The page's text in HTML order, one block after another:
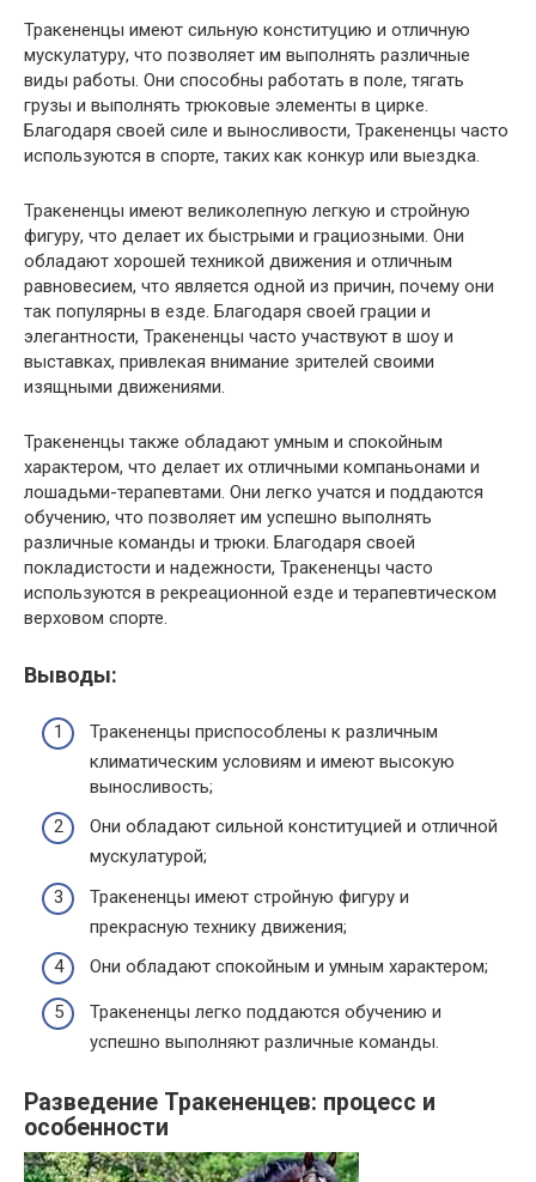
Тракененцы имеют сильную конституцию и отличную
мускулатуру, что позволяет им выполнять различные
виды работы. Они способны работать в поле, тягать
грузы и выполнять трюковые элементы в цирке.
Благодаря своей силе и выносливости, Тракененцы часто
используются в спорте, таких как конкур или выездка.
Тракененцы имеют великолепную легкую и стройную
фигуру, что делает их быстрыми и грациозными. Они
обладают хорошей техникой движения и отличным
равновесием, что является одной из причин, почему они
так популярны в езде. Благодаря своей грации и
элегантности, Тракененцы часто участвуют в шоу и
выставках, привлекая внимание зрителей своими
изящными движениями.
Тракененцы также обладают умным и спокойным
характером, что делает их отличными компаньонами и
лошадьми-терапевтами. Они легко учатся и поддаются
обучению, что позволяет им успешно выполнять
различные команды и трюки. Благодаря своей
покладистости и надежности, Тракененцы часто
используются в рекреационной езде и терапевтическом
верховом спорте.
Выводы:
Тракененцы приспособлены к различным
климатическим условиям и имеют высокую
выносливость;
Они обладают сильной конституцией и отличной
мускулатурой;
Тракененцы имеют стройную фигуру и
прекрасную технику движения;
Они обладают спокойным и умным характером;
Тракененцы легко поддаются обучению и
успешно выполняют различные команды.
Разведение Тракененцев: процесс и
особенности